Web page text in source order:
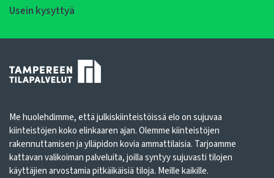
Usein kysyttyä
Me huolehdimme, että julkiskiinteistöissä elo on sujuvaa
kiinteistöjen koko elinkaaren ajan. Olemme kiinteistöjen
rakennuttamisen ja ylläpidon kovia ammattilaisia. Tarjoamme
kattavan valikoiman palveluita, joilla syntyy sujuvasti tilojen
käyttäjien arvostamia pitkäikäisiä tiloja. Meille kaikille.